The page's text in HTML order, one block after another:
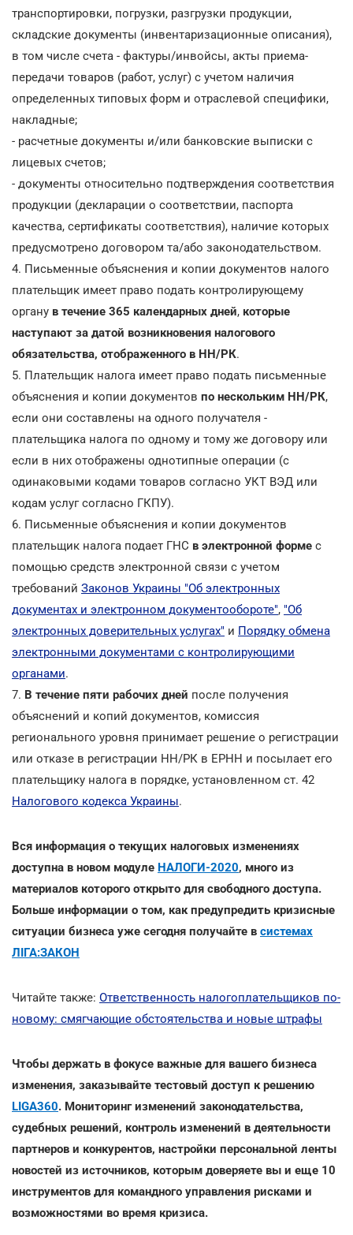
транспортировки, погрузки, разгрузки продукции,
складские документы (инвентаризационные описания),
в том числе счета - фактуры/инвойсы, акты приема-
передачи товаров (работ, услуг) с учетом наличия
определенных типовых форм и отраслевой специфики,
накладные;
- расчетные документы и/или банковские выписки с
лицевых счетов;
- документы относительно подтверждения соответствия
продукции (декларации о соответствии, паспорта
качества, сертификаты соответствия), наличие которых
предусмотрено договором та/або законодательством.
4. Письменные объяснения и копии документов налого
плательщик имеет право подать контролирующему
органу в течение 365 календарных дней, которые
наступают за датой возникновения налогового
обязательства, отображенного в НН/РК.
5. Плательщик налога имеет право подать письменные
объяснения и копии документов по нескольким НН/РК,
если они составлены на одного получателя -
плательщика налога по одному и тому же договору или
если в них отображены однотипные операции (с
одинаковыми кодами товаров согласно УКТ ВЭД или
кодам услуг согласно ГКПУ).
6. Письменные объяснения и копии документов
плательщик налога подает ГНС в электронной форме с
помощью средств электронной связи с учетом
требований Законов Украины "Об электронных
документах и электронном документообороте", "Об
электронных доверительных услугах" и Порядку обмена
электронными документами с контролирующими
органами.
7. В течение пяти рабочих дней после получения
объяснений и копий документов, комиссия
регионального уровня принимает решение о регистрации
или отказе в регистрации НН/РК в ЕРНН и посылает его
плательщику налога в порядке, установленном ст. 42
Налогового кодекса Украины.
Вся информация о текущих налоговых изменениях
доступна в новом модуле НАЛОГИ-2020, много из
материалов которого открыто для свободного доступа.
Больше информации о том, как предупредить кризисные
ситуации бизнеса уже сегодня получайте в системах
ЛІГА:ЗАКОН
Читайте также: Ответственность налогоплательщиков по-
новому: смягчающие обстоятельства и новые штрафы
Чтобы держать в фокусе важные для вашего бизнеса
изменения, заказывайте тестовый доступ к решению
LIGA360. Мониторинг изменений законодательства,
судебных решений, контроль изменений в деятельности
партнеров и конкурентов, настройки персональной ленты
новостей из источников, которым доверяете вы и еще 10
инструментов для командного управления рисками и
возможностями во время кризиса.